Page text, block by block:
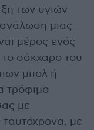
των υγιών
μιας
μέρος ενός
σάκχαρο του
μπολ ή
τρόφιμα
με
με